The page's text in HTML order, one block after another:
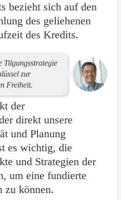
bezieht sich auf den
des geliehenen
des Kredits.
Tilgungsstrategie
zur
Freiheit.
der
direkt unsere
und Planung
es wichtig, die
und Strategien der
um eine fundierte
zu können.